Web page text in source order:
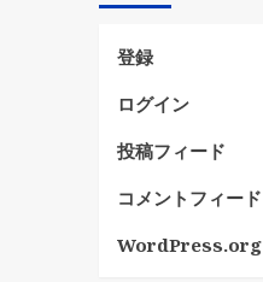
ー
登録
ログイン
投稿フィード
コメントフィード
WordPress.org